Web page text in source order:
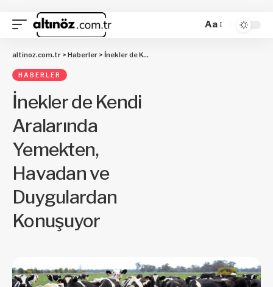
Aa
altinoz.com.tr > Haberler > İnekler de Kendi Aralarında Yemekten, Havadan ve Duygulardan Konuşuyor
HABERLER
İnekler de Kendi
Aralarında
Yemekten,
Havadan ve
Duygulardan
Konuşuyor